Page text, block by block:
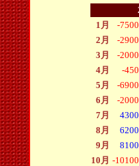
1月
-
2月
-
3月
-
4月
-
5月
-
6月
-
7月
8月
9月
10月 -